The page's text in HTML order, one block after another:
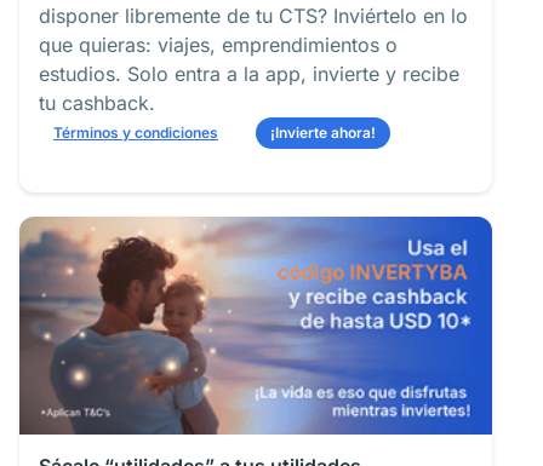
disponer libremente de tu CTS? Inviértelo en lo
que quieras: viajes, emprendimientos o
estudios. Solo entra a la app, invierte y recibe
tu cashback.
Términos y condiciones ¡Invierte ahora!